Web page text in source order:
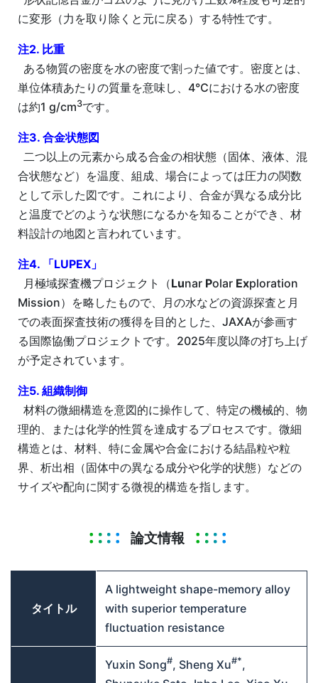
に変形（力を取り除くと元に戻る）する特性です。
注2. 比重
ある物質の密度を水の密度で割った値です。密度とは、
単位体積あたりの質量を意味し、4℃における水の密度
は約1 g/cm3です。
注3. 合金状態図
二つ以上の元素から成る合金の相状態（固体、液体、混
合状態など）を温度、組成、場合によっては圧力の関数
として示した図です。これにより、合金が異なる成分比
と温度でどのような状態になるかを知ることができ、材
料設計の地図と言われています。
注4. 「LUPEX」
月極域探査機プロジェクト（Lunar Polar Exploration
Mission）を略したもので、月の水などの資源探査と月
での表面探査技術の獲得を目的とした、JAXAが参画す
る国際協働プロジェクトです。2025年度以降の打ち上げ
が予定されています。
注5. 組織制御
材料の微細構造を意図的に操作して、特定の機械的、物
理的、または化学的性質を達成するプロセスです。微細
構造とは、材料、特に金属や合金における結晶粒や粒
界、析出相（固体中の異なる成分や化学的状態）などの
サイズや配向に関する微視的構造を指します。
論文情報
タイトル
A lightweight shape-memory alloy
with superior temperature
fluctuation resistance
Yuxin Song#, Sheng Xu#*,